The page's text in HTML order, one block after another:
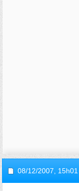
08/12/2007, 15h01